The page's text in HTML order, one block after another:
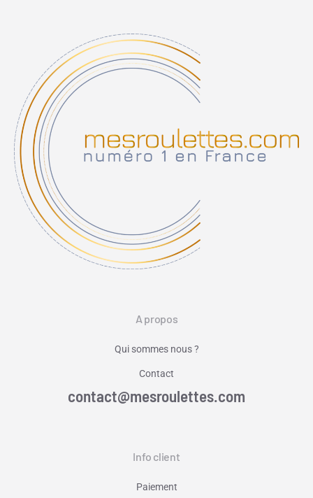
A propos
Qui sommes nous ?
Contact
contact@mesroulettes.com
Info client
Paiement